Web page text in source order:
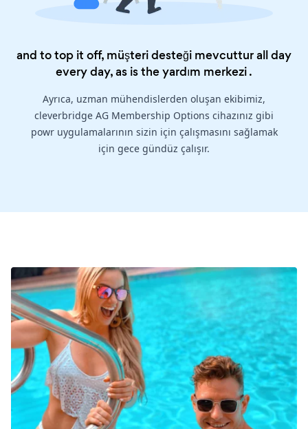
and to top it off, müşteri desteği mevcuttur all day
every day, as is theyardım merkezi.
Ayrıca, uzman mühendislerden oluşan ekibimiz,
cleverbridge AG Membership Options cihazınız gibi
powr uygulamalarının sizin için çalışmasını sağlamak
için gece gündüz çalışır.